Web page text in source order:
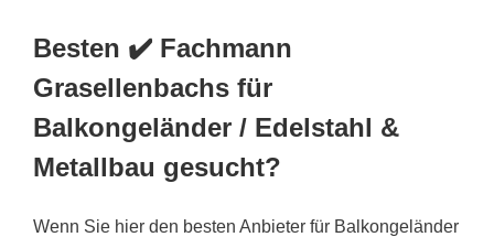
Besten ✔️ Fachmann
Grasellenbachs für
Balkongeländer / Edelstahl &
Metallbau gesucht?
Wenn Sie hier den besten Anbieter für Balkongeländer